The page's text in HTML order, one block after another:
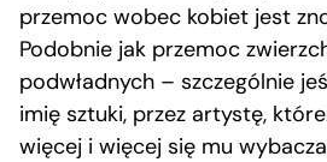
przemoc wobec kobiet jest
Podobnie jak przemoc
podwładnych – szczególnie
imię sztuki, przez artystę,
więcej i więcej się mu